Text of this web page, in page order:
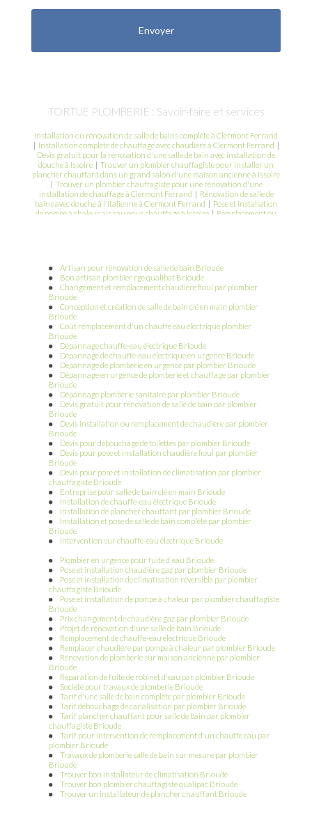
TORTUE PLOMBERIE : Savoir-faire et services
Installation où rénovation de salle de bains complète à Clermont Ferrand
| Installation complète de chauffage avec chaudière à Clermont Ferrand |
Devis gratuit pour la rénovation d'une salle de bain avec installation de
douche à Issoire | Trouver un plombier chauffagiste pour installer un
plancher chauffant dans un grand salon d'une maison ancienne à Issoire
| Trouver un plombier chauffagiste pour une rénovation d'une
installation de chauffage à Clermont Ferrand | Rénovation de salle de
bains avec douche à l'italienne à Clermont Ferrand | Pose et installation
de pompe à chaleur air eau pour chauffage à Issoire | Remplacement ou
Artisan pour rénovation de salle de bain Brioude
Bon artisan plombier rge qualibat Brioude
Changement et remplacement chaudière fioul par plombier
Brioude
Conception et création de salle de bain clé en main plombier
Brioude
Coût remplacement d'un chauffe eau électrique plombier
Brioude
Dépannage chauffe-eau électrique Brioude
Dépannage de chauffe-eau électrique en urgence Brioude
Dépannage de plomberie en urgence par plombier Brioude
Dépannage en urgence de plomberie et chauffage par plombier
Brioude
Dépannage plomberie sanitaire par plombier Brioude
Devis gratuit pour rénovation de salle de bain par plombier
Brioude
Devis installation ou remplacement de chaudière par plombier
Brioude
Devis pour débouchage de toilettes par plombier Brioude
Devis pour pose et installation chaudière fioul par plombier
Brioude
Devis pour pose et installation de climatisation par plombier
chauffagiste Brioude
Entreprise pour salle de bain clé en main Brioude
Installation de chauffe-eau électrique Brioude
Installation de plancher chauffant par plombier Brioude
Installation et pose de salle de bain complète par plombier
Brioude
Intervention sur chauffe-eau électrique Brioude
Plombier en urgence pour fuite d'eau Brioude
Pose et installation chaudière gaz par plombier Brioude
Pose et installation de climatisation réversible par plombier
chauffagiste Brioude
Pose et installation de pompe à chaleur par plombier chauffagiste
Brioude
Prix changement de chaudière gaz par plombier Brioude
Projet de rénovation d'une salle de bain Brioude
Remplacement de chauffe-eau électrique Brioude
Remplacer chaudière par pompe à chaleur par plombier Brioude
Rénovation de plomberie sur maison ancienne par plombier
Brioude
Réparation de fuite de robinet d'eau par plombier Brioude
Société pour travaux de plomberie Brioude
Tarif d'une salle de bain complète par plombier Brioude
Tarif débouchage de canalisation par plombier Brioude
Tarif plancher chauffant pour salle de bain par plombier
chauffagiste Brioude
Tarif pour intervention de remplacement d'un chauffe eau par
plombier Brioude
Travaux de plomberie salle de bain sur mesure par plombier
Brioude
Trouver bon installateur de climatisation Brioude
Trouver bon plombier chauffagiste qualipac Brioude
Trouver un installateur de plancher chauffant Brioude